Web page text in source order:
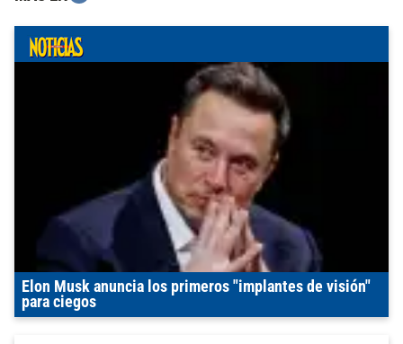
Elon Musk anuncia los primeros "implantes de visión"
para ciegos